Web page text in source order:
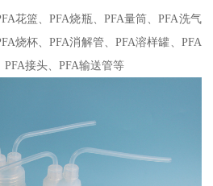
花篮、PFA烧瓶、PFA量筒、PFA洗气
烧杯、PFA消解管、PFA溶样罐、PFA
接头、PFA输送管等